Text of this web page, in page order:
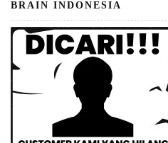
BRAIN INDONESIA